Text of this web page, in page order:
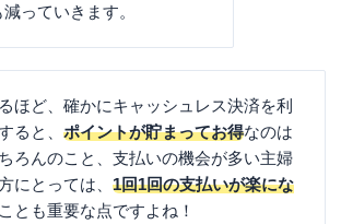
っていきます。
ほど、確かにキャッシュレス決済を利
ると、 ポイントが貯まってお得なのは
ろんのこと、支払いの機会が多い主婦
にとっては、 1回1回の支払いが楽にな
ことも重要な点ですよね！